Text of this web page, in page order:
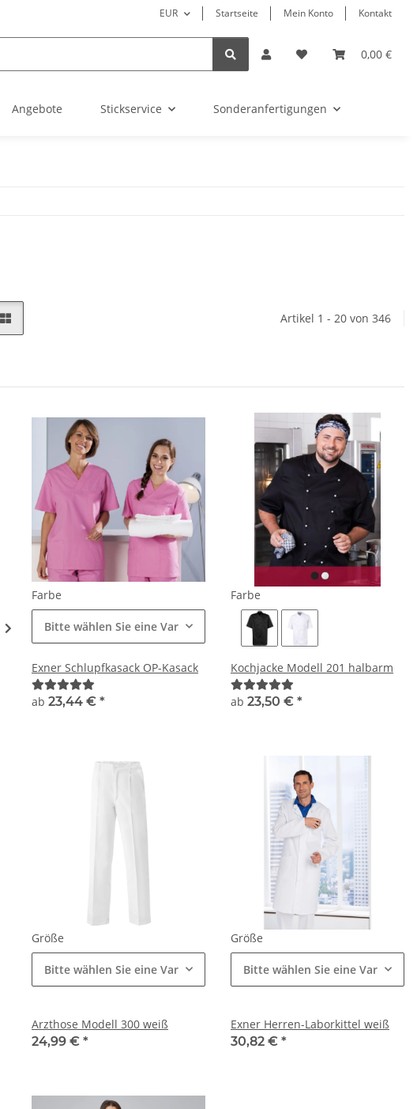
EUR Startseite Mein Konto Kontakt
0,00 €
Angebote Stickservice Sonderanfertigungen
Artikel 1 - 20 von 346
Farbe
Bitte wählen Sie eine Variation.
Exner Schlupfkasack OP-Kasack
ab 23,44 € *
Farbe
Kochjacke Modell 201 halbarm
ab 23,50 € *
Größe
Bitte wählen Sie eine Variation.
Arzthose Modell 300 weiß
24,99 € *
Größe
Bitte wählen Sie eine Variation.
Exner Herren-Laborkittel weiß
30,82 € *